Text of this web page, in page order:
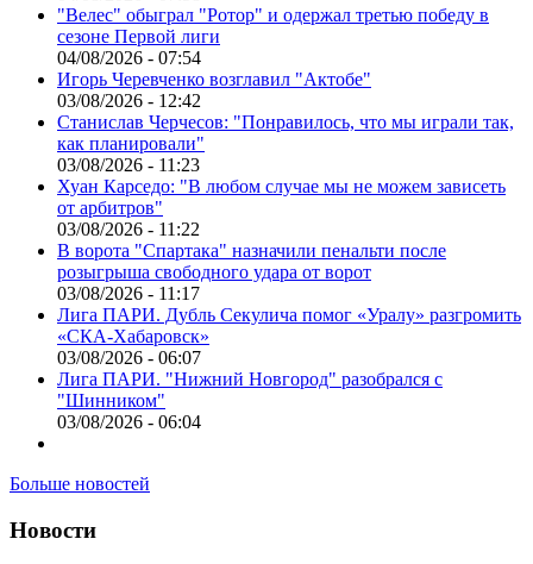
"Велес" обыграл "Ротор" и одержал третью победу в
сезоне Первой лиги
04/08/2026 - 07:54
Игорь Черевченко возглавил "Актобе"
03/08/2026 - 12:42
Станислав Черчесов: "Понравилось, что мы играли так,
как планировали"
03/08/2026 - 11:23
Хуан Карседо: "В любом случае мы не можем зависеть
от арбитров"
03/08/2026 - 11:22
В ворота "Спартака" назначили пенальти после
розыгрыша свободного удара от ворот
03/08/2026 - 11:17
Лига ПАРИ. Дубль Секулича помог «Уралу» разгромить
«СКА-Хабаровск»
03/08/2026 - 06:07
Лига ПАРИ. "Нижний Новгород" разобрался с
"Шинником"
03/08/2026 - 06:04
Больше новостей
Новости